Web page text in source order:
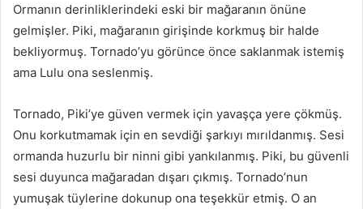
Ormanın derinliklerindeki eski bir mağaranın önüne
gelmişler. Piki, mağaranın girişinde korkmuş bir halde
bekliyormuş. Tornado’yu görünce önce saklanmak istemiş
ama Lulu ona seslenmiş.
Tornado, Piki’ye güven vermek için yavaşça yere çökmüş.
Onu korkutmamak için en sevdiği şarkıyı mırıldanmış. Sesi
ormanda huzurlu bir ninni gibi yankılanmış. Piki, bu güvenli
sesi duyunca mağaradan dışarı çıkmış. Tornado’nun
yumuşak tüylerine dokunup ona teşekkür etmiş. O an